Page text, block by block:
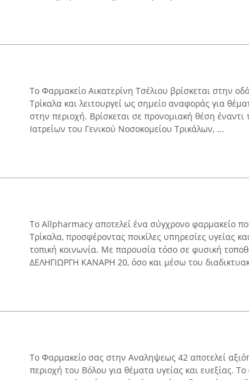
Το Φαρμακείο Αικατερίνη Τσέλιου βρίσκεται στην
Τρίκαλα και λειτουργεί ως σημείο αναφοράς για
στην περιοχή. Βρίσκεται σε προνομιακή θέση έναντι
Ιατρείων του Γενικού Νοσοκομείου Τρικάλων, ...
Το Allpharmacy αποτελεί ένα σύγχρονο φαρμακείο
Τρίκαλα, προσφέροντας ποικίλες υπηρεσίες υγείας
τοπική κοινωνία. Με παρουσία τόσο σε φυσική
ΔΕΛΗΓΙΩΡΓΗ ΚΑΝΑΡΗ 20, όσο και μέσω του
Το Φαρμακείο σας στην Αναληψεως 42 αποτελεί
περιοχή του Βόλου για θέματα υγείας και ευεξίας.